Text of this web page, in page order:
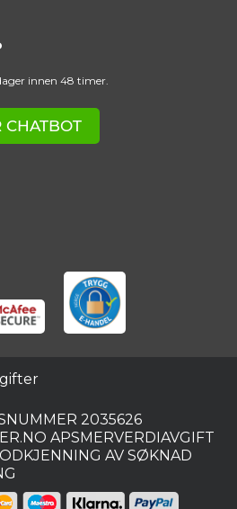
innen 48 timer.
CHATBOT
2035626
APSMERVERDIAVGIFT
AV SØKNAD
godtar du våre vilkår.
via e-post.